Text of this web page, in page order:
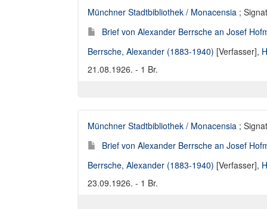
Münchner Stadtbibliothek / Monacensia ;
Brief von Alexander Berrsche an Josef
Berrsche, Alexander (1883-1940) [Verfasser],
21.08.1926. - 1 Br.
Münchner Stadtbibliothek / Monacensia ;
Brief von Alexander Berrsche an Josef
Berrsche, Alexander (1883-1940) [Verfasser],
23.09.1926. - 1 Br.